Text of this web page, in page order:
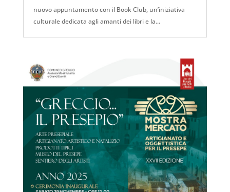
nuovo appuntamento con il Book Club, un’iniziativa
culturale dedicata agli amanti dei libri e la...